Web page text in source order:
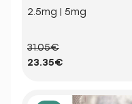
2.5mg | 5mg
31.05€
23.35€